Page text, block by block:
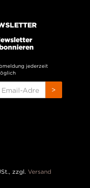
jederzeit
>
zzgl. Versand